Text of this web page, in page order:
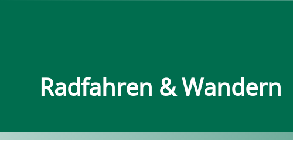
Radfahren & Wandern